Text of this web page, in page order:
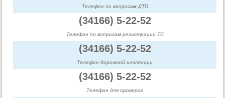
Телефон по вопросам ДТП
(34166) 5-22-52
Телефон по вопросам регистрации ТС
(34166) 5-22-52
Телефон дорожной инспекции
(34166) 5-22-52
Телефон для проверок